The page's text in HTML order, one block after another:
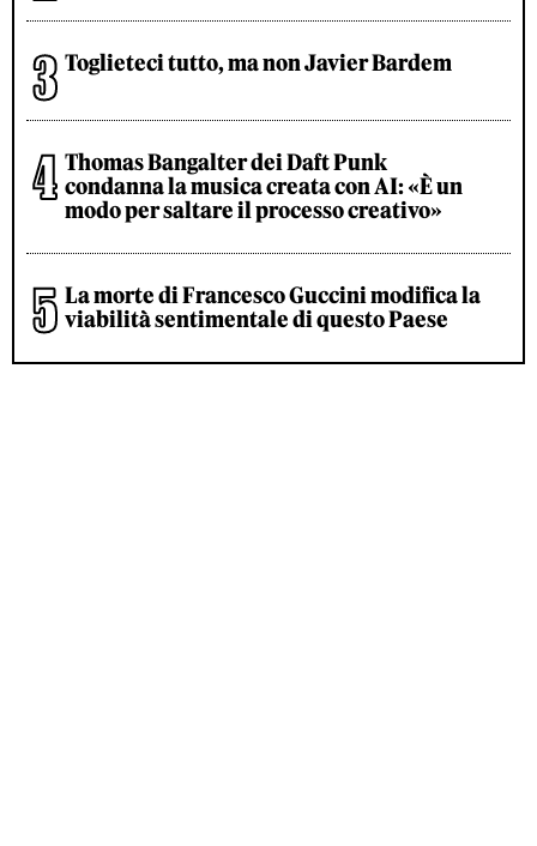
Toglieteci tutto, ma non Javier Bardem
Thomas Bangalter dei Daft Punk
condanna la musica creata con AI: «È un
modo per saltare il processo creativo»
La morte di Francesco Guccini modifica la
viabilità sentimentale di questo Paese